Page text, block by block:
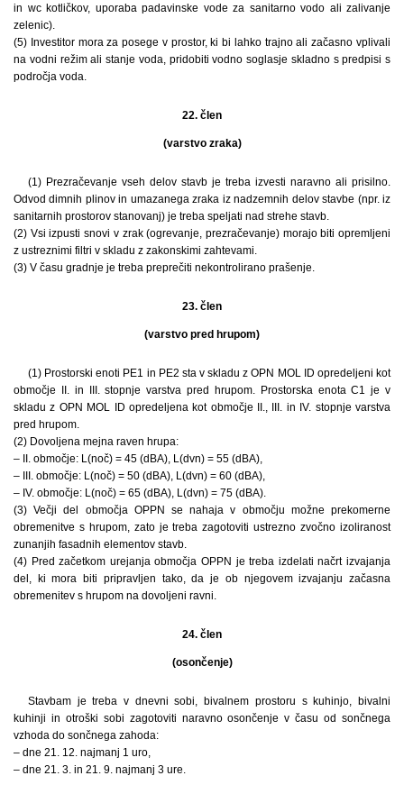
in wc kotličkov, uporaba padavinske vode za sanitarno vodo ali zalivanje
zelenic).
(5) Investitor mora za posege v prostor, ki bi lahko trajno ali začasno vplivali
na vodni režim ali stanje voda, pridobiti vodno soglasje skladno s predpisi s
področja voda.
22. člen
(varstvo zraka)
(1) Prezračevanje vseh delov stavb je treba izvesti naravno ali prisilno.
Odvod dimnih plinov in umazanega zraka iz nadzemnih delov stavbe (npr. iz
sanitarnih prostorov stanovanj) je treba speljati nad strehe stavb.
(2) Vsi izpusti snovi v zrak (ogrevanje, prezračevanje) morajo biti opremljeni
z ustreznimi filtri v skladu z zakonskimi zahtevami.
(3) V času gradnje je treba preprečiti nekontrolirano prašenje.
23. člen
(varstvo pred hrupom)
(1) Prostorski enoti PE1 in PE2 sta v skladu z OPN MOL ID opredeljeni kot
območje II. in III. stopnje varstva pred hrupom. Prostorska enota C1 je v
skladu z OPN MOL ID opredeljena kot območje II., III. in IV. stopnje varstva
pred hrupom.
(2) Dovoljena mejna raven hrupa:
– II. območje: L(noč) = 45 (dBA), L(dvn) = 55 (dBA),
– III. območje: L(noč) = 50 (dBA), L(dvn) = 60 (dBA),
– IV. območje: L(noč) = 65 (dBA), L(dvn) = 75 (dBA).
(3) Večji del območja OPPN se nahaja v območju možne prekomerne
obremenitve s hrupom, zato je treba zagotoviti ustrezno zvočno izoliranost
zunanjih fasadnih elementov stavb.
(4) Pred začetkom urejanja območja OPPN je treba izdelati načrt izvajanja
del, ki mora biti pripravljen tako, da je ob njegovem izvajanju začasna
obremenitev s hrupom na dovoljeni ravni.
24. člen
(osončenje)
Stavbam je treba v dnevni sobi, bivalnem prostoru s kuhinjo, bivalni
kuhinji in otroški sobi zagotoviti naravno osončenje v času od sončnega
vzhoda do sončnega zahoda:
– dne 21. 12. najmanj 1 uro,
– dne 21. 3. in 21. 9. najmanj 3 ure.